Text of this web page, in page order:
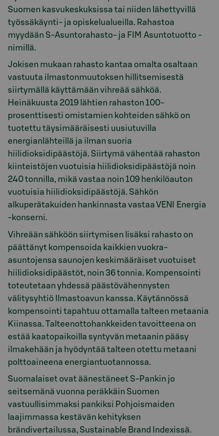
Suomen kasvukeskuksissa tai niiden lähettyvillä
työssäkäynti- ja opiskelualueilla. Rahastoa
myydään S-Asuntorahasto- ja FIM Asuntotuotto -
nimillä.
Jokisen mukaan rahasto kantaa omalta osaltaan
vastuuta ilmastonmuutoksen hillitsemisestä
siirtymällä käyttämään vihreää sähköä.
Heinäkuusta 2019 lähtien rahaston 100-
prosenttisesti omistamien kohteiden sähkö on
tuotettu täysimääräisesti uusiutuvilla
energianlähteillä ja ilman suoria
hiilidioksidipäästöjä. Siirtymä vähentää rahaston
kiinteistöjen vuotuisia hiilidioksidipäästöjä noin
240 tonnilla, mikä vastaa noin 109 henkilöauton
vuotuisia hiilidioksidipäästöjä. Sähkön
alkuperätakuiden hankinnasta vastaa VENI Energia
-konserni.
Vihreään sähköön siirtymisen lisäksi rahasto on
päättänyt kompensoida kaikkien vuokra-
asuntojensa saunojen keskimääräiset vuotuiset
hiilidioksidipäästöt, noin 36 tonnia. Kompensointi
toteutetaan yhdessä päästövähennysten
välitysyhtiö Ilmastoavun kanssa. Käytännössä
kompensointi tapahtuu ottamalla talteen metaania
Kiinassa. Talteenottohankkeiden tavoitteena on
estää kaatopaikoilla syntyvän metaanin pääsy
ilmakehään ja hyödyntää talteen otettu metaani
polttoaineena energiantuotannossa.
Suomalaiset ovat äänestäneet S-Pankin jo
seitsemänä vuonna peräkkäin Suomen
vastuullisimmaksi pankiksi Pohjoismaiden
laajimmassa kestävän kehityksen
brändivertailussa, Sustainable Brand Indexissä.